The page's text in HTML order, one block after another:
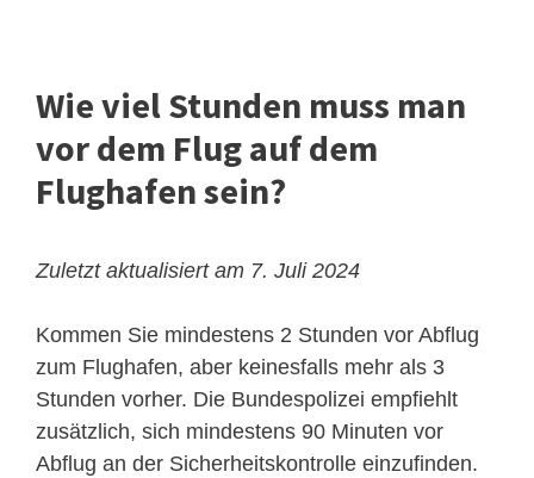
Wie viel Stunden muss man
vor dem Flug auf dem
Flughafen sein?
Zuletzt aktualisiert am 7. Juli 2024
Kommen Sie mindestens 2 Stunden vor Abflug
zum Flughafen, aber keinesfalls mehr als 3
Stunden vorher. Die Bundespolizei empfiehlt
zusätzlich, sich mindestens 90 Minuten vor
Abflug an der Sicherheitskontrolle einzufinden.